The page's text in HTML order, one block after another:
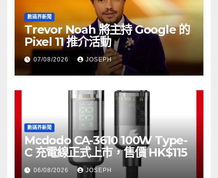
數碼界新聞
Trevor Noah 將主持 Google 的
Pixel 11 推介活動
07/08/2026 JOSEPH
數碼界新聞
Mcdodo CA-3610 100W Type-
C 充電線正式上市，售價 HK$115
06/08/2026 JOSEPH